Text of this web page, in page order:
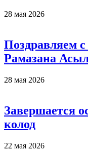
28 мая 2026
Поздравляем
Рамазана
28 мая 2026
Завершается
колод
22 мая 2026